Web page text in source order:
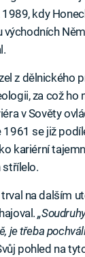
kdy
z dělnického
za což ho
v Sověty
1961 se již
kariérní
střílelo.
na dalším
je třeba
pohled na